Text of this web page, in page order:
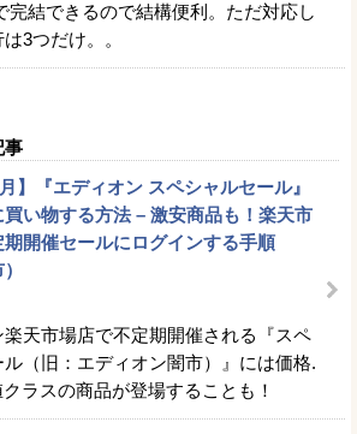
完結できるので結構便利。ただ対応し
3つだけ。。
事
月】『エディオン スペシャルセール』
い物する方法 – 激安商品も！楽天市
開催セールにログインする手順
楽天市場店で不定期開催される『スペ
ル（旧：エディオン闇市）』には価格.
ラスの商品が登場することも！